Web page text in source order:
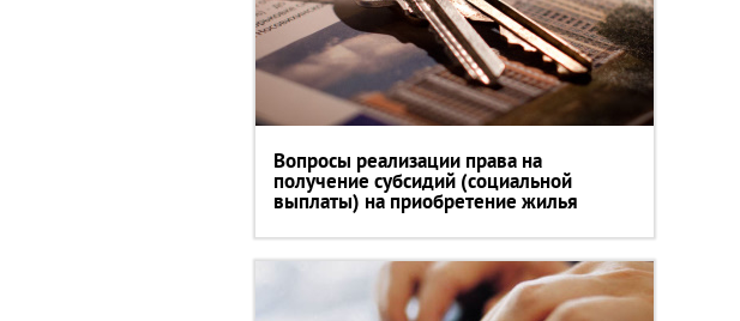
Вопросы реализации права на
получение субсидий (социальной
выплаты) на приобретение жилья